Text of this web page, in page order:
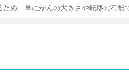
ため、単にがんの大きさや転移の有無